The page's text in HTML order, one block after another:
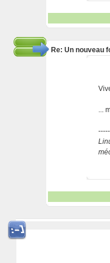
Re: Un nouveau
...